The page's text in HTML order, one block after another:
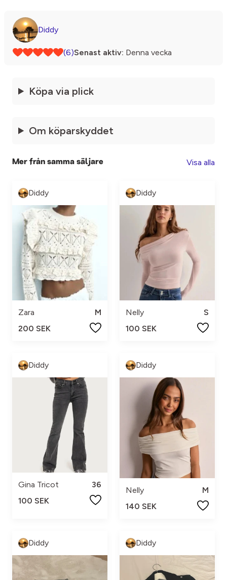
Diddy
(6)Senast aktiv: Denna vecka
Köpa via plick
Om köparskyddet
Mer från samma säljare Visa alla
Diddy
Zara
M
200 SEK
Diddy
Nelly
S
100 SEK
Diddy
Gina Tricot
36
100 SEK
Diddy
Nelly
M
140 SEK
Diddy Diddy